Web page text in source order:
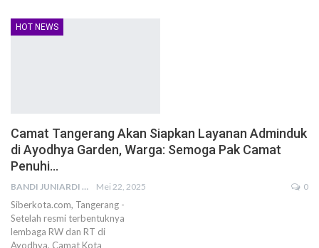
HOT NEWS
Camat Tangerang Akan Siapkan Layanan Adminduk
di Ayodhya Garden, Warga: Semoga Pak Camat
Penuhi…
BANDI JUNIARDI Mei 22, 2025 0
Siberkota.com, Tangerang -
Setelah resmi terbentuknya
lembaga RW dan RT di
Ayodhya, Camat Kota